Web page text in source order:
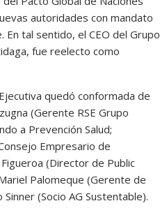
autoridades con mandato
tal sentido, el CEO del Grupo
fue reelecto como
quedó conformada de
(Gerente RSE Grupo
a Prevención Salud;
Empresario de
(Director de Public
Palomeque (Gerente de
(Socio AG Sustentable).